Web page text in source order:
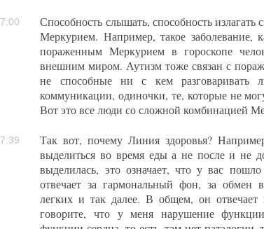
Способность слышать, способность излагать
Меркурием. Например, такое заболевание,
пораженным Меркурием в гороскопе
внешним миром. Аутизм тоже связан с
не способные ни с кем
коммуникации, одиночки, те, которые не
Вот это все люди со сложной комбинацией
Так вот, почему Линия здоровья?
выделиться во время еды а не после и не
выделилась, это означает, что у вас
отвечает за гармональный фон, за обмен
легких и так далее. В общем, он
говорите, что у меня нарушение